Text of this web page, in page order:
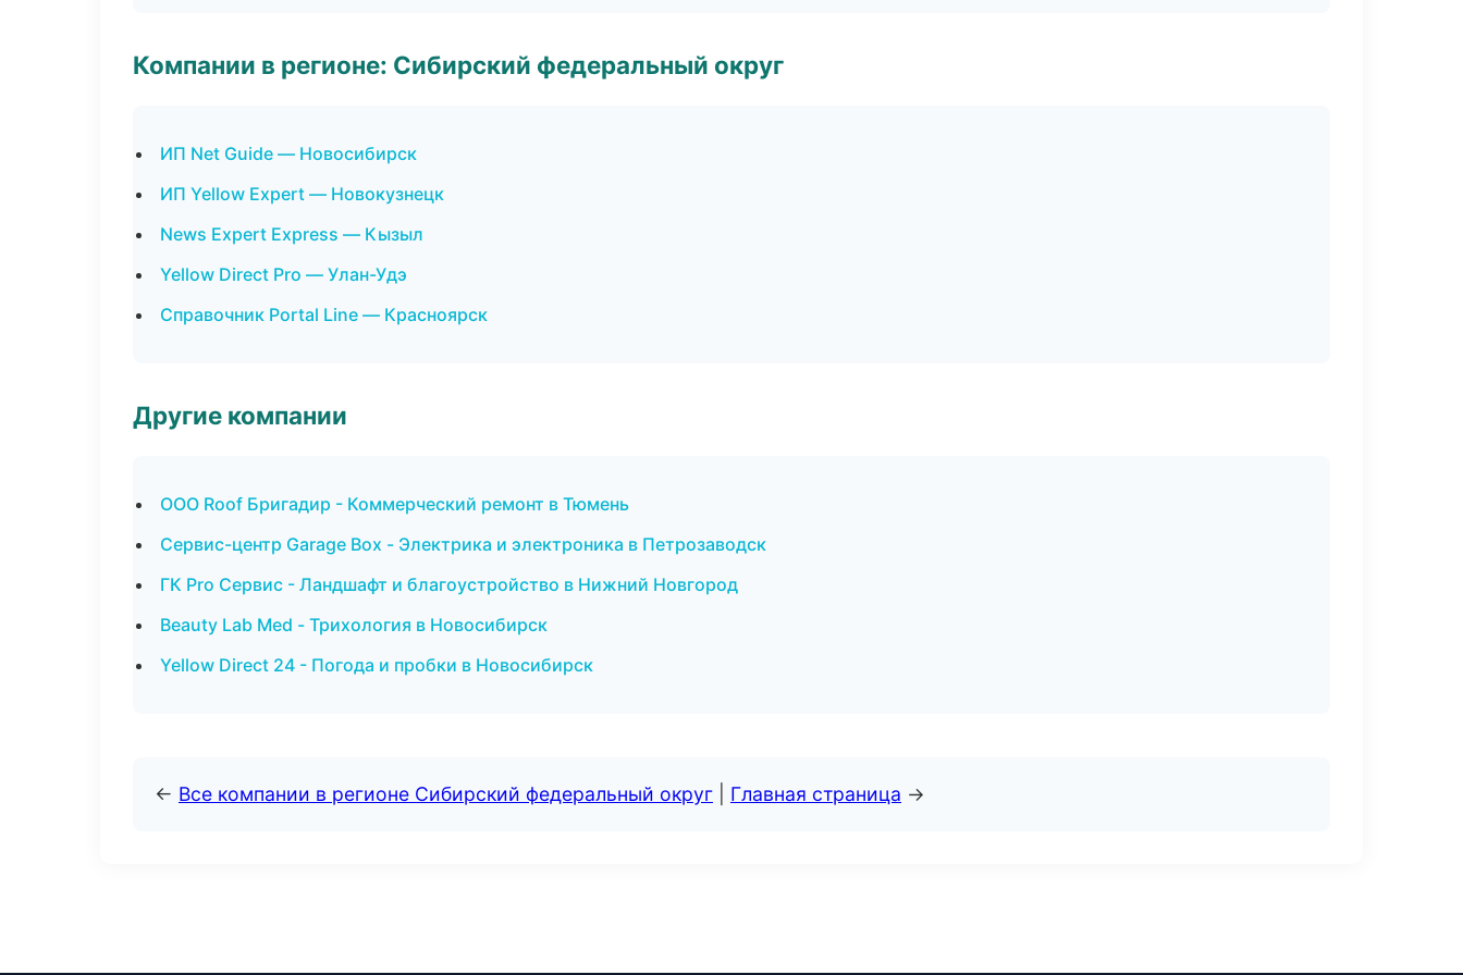
Компании в регионе: Сибирский федеральный округ
ИП Net Guide — Новосибирск
ИП Yellow Expert — Новокузнецк
News Expert Express — Кызыл
Yellow Direct Pro — Улан-Удэ
Справочник Portal Line — Красноярск
Другие компании
ООО Roof Бригадир - Коммерческий ремонт в Тюмень
Сервис-центр Garage Box - Электрика и электроника в Петрозаводск
ГК Pro Сервис - Ландшафт и благоустройство в Нижний Новгород
Beauty Lab Med - Трихология в Новосибирск
Yellow Direct 24 - Погода и пробки в Новосибирск
← Все компании в регионе Сибирский федеральный округ Главная страница →